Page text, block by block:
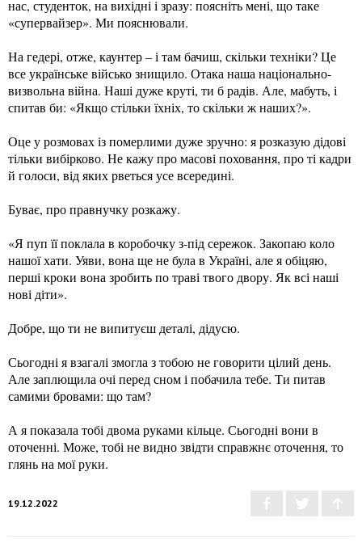
нас, студенток, на вихідні і зразу: поясніть мені, що таке
«супервайзер». Ми пояснювали.
На гедері, отже, каунтер – і там бачиш, скільки техніки? Це
все українське військо знищило. Отака наша національно-
визвольна війна. Наші дуже круті, ти б радів. Але, мабуть, і
спитав би: «Якщо стільки їхніх, то скільки ж наших?».
Оце у розмовах із померлими дуже зручно: я розказую дідові
тільки вибірково. Не кажу про масові поховання, про ті кадри
й голоси, від яких рветься усе всередині.
Буває, про правнучку розкажу.
«Я пуп її поклала в коробочку з-під сережок. Закопаю коло
нашої хати. Уяви, вона ще не була в Україні, але я обіцяю,
перші кроки вона зробить по траві твого двору. Як всі наші
нові діти».
Добре, що ти не випитуєш деталі, дідусю.
Сьогодні я взагалі змогла з тобою не говорити цілий день.
Але заплющила очі перед сном і побачила тебе. Ти питав
самими бровами: що там?
А я показала тобі двома руками кільце. Сьогодні вони в
оточенні. Може, тобі не видно звідти справжнє оточення, то
глянь на мої руки.
19.12.2022